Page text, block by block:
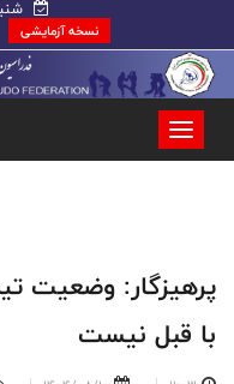
نسخه آزمایشی
پرهیزگار: وضعیت
با قبل نیست